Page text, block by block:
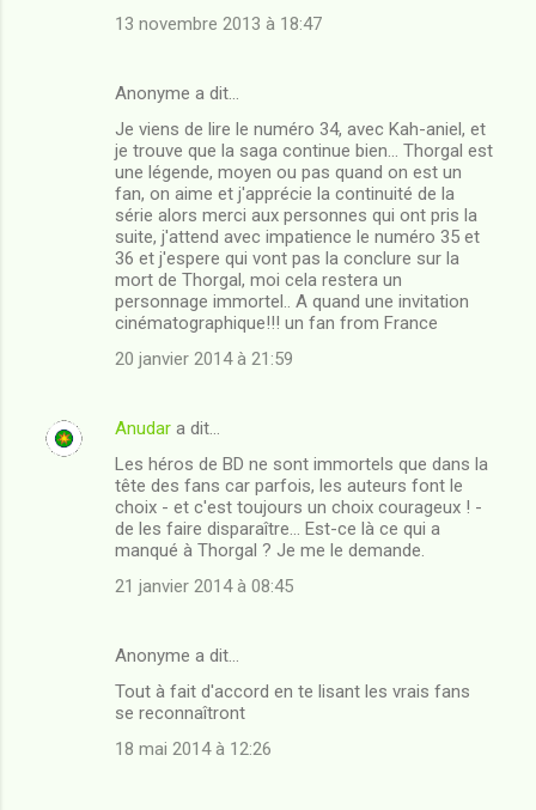
13 novembre 2013 à 18:47
Anonyme a dit…
Je viens de lire le numéro 34, avec Kah-aniel, et
je trouve que la saga continue bien... Thorgal est
une légende, moyen ou pas quand on est un
fan, on aime et j'apprécie la continuité de la
série alors merci aux personnes qui ont pris la
suite, j'attend avec impatience le numéro 35 et
36 et j'espere qui vont pas la conclure sur la
mort de Thorgal, moi cela restera un
personnage immortel.. A quand une invitation
cinématographique!!! un fan from France
20 janvier 2014 à 21:59
Anudar a dit…
Les héros de BD ne sont immortels que dans la
tête des fans car parfois, les auteurs font le
choix - et c'est toujours un choix courageux ! -
de les faire disparaître... Est-ce là ce qui a
manqué à Thorgal ? Je me le demande.
21 janvier 2014 à 08:45
Anonyme a dit…
Tout à fait d'accord en te lisant les vrais fans
se reconnaîtront
18 mai 2014 à 12:26